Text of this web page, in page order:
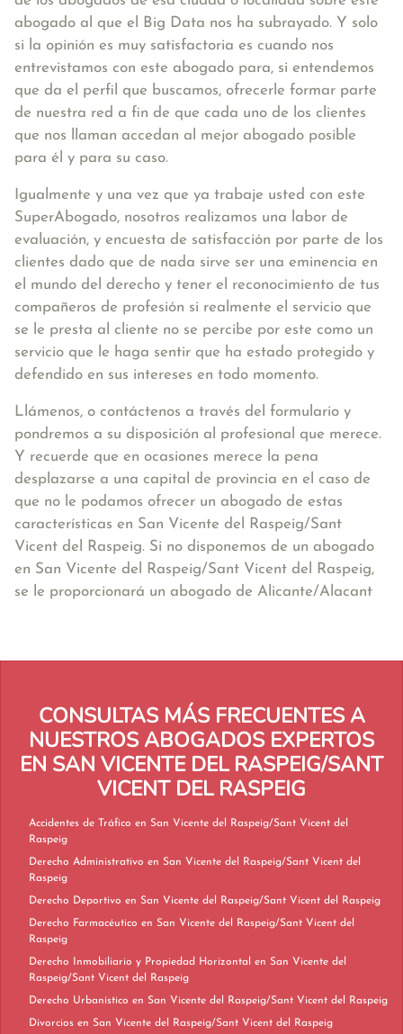
abogado al que el Big Data nos ha subrayado. Y solo
si la opinión es muy satisfactoria es cuando nos
entrevistamos con este abogado para, si entendemos
que da el perfil que buscamos, ofrecerle formar parte
de nuestra red a fin de que cada uno de los clientes
que nos llaman accedan al mejor abogado posible
para él y para su caso.
Igualmente y una vez que ya trabaje usted con este
SuperAbogado, nosotros realizamos una labor de
evaluación, y encuesta de satisfacción por parte de los
clientes dado que de nada sirve ser una eminencia en
el mundo del derecho y tener el reconocimiento de tus
compañeros de profesión si realmente el servicio que
se le presta al cliente no se percibe por este como un
servicio que le haga sentir que ha estado protegido y
defendido en sus intereses en todo momento.
Llámenos, o contáctenos a través del formulario y
pondremos a su disposición al profesional que merece.
Y recuerde que en ocasiones merece la pena
desplazarse a una capital de provincia en el caso de
que no le podamos ofrecer un abogado de estas
características en San Vicente del Raspeig/Sant
Vicent del Raspeig. Si no disponemos de un abogado
en San Vicente del Raspeig/Sant Vicent del Raspeig,
se le proporcionará un abogado de Alicante/Alacant
CONSULTAS MÁS FRECUENTES A
NUESTROS ABOGADOS EXPERTOS
EN SAN VICENTE DEL RASPEIG/SANT
VICENT DEL RASPEIG
Accidentes de Tráfico en San Vicente del Raspeig/Sant Vicent del
Raspeig
Derecho Administrativo en San Vicente del Raspeig/Sant Vicent del
Raspeig
Derecho Deportivo en San Vicente del Raspeig/Sant Vicent del Raspeig
Derecho Farmacéutico en San Vicente del Raspeig/Sant Vicent del
Raspeig
Derecho Inmobiliario y Propiedad Horizontal en San Vicente del
Raspeig/Sant Vicent del Raspeig
Derecho Urbanístico en San Vicente del Raspeig/Sant Vicent del Raspeig
Divorcios en San Vicente del Raspeig/Sant Vicent del Raspeig